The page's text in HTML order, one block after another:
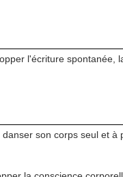
l'écriture spontanée,
danser son corps seul et à